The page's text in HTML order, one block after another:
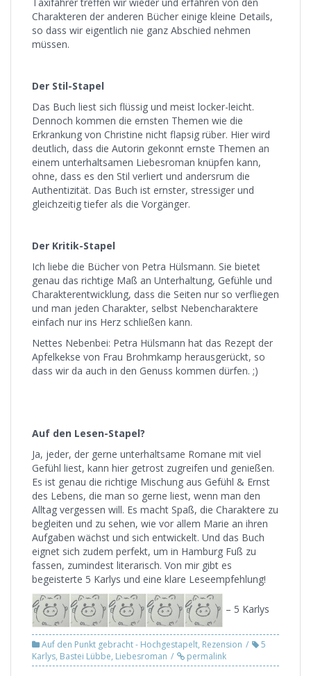
Charakteren der anderen Bücher einige kleine Details,
so dass wir eigentlich nie ganz Abschied nehmen
müssen.
Der Stil-Stapel
Das Buch liest sich flüssig und meist locker-leicht.
Dennoch kommen die ernsten Themen wie die
Erkrankung von Christine nicht flapsig rüber. Hier wird
deutlich, dass die Autorin gekonnt ernste Themen an
einem unterhaltsamen Liebesroman knüpfen kann,
ohne, dass es den Stil verliert und andersrum die
Authentizität. Das Buch ist ernster, stressiger und
gleichzeitig tiefer als die Vorgänger.
Der Kritik-Stapel
Ich liebe die Bücher von Petra Hülsmann. Sie bietet
genau das richtige Maß an Unterhaltung, Gefühle und
Charakterentwicklung, dass die Seiten nur so verfliegen
und man jeden Charakter, selbst Nebencharaktere
einfach nur ins Herz schließen kann.
Nettes Nebenbei: Petra Hülsmann hat das Rezept der
Apfelkekse von Frau Brohmkamp herausgerückt, so
dass wir da auch in den Genuss kommen dürfen. ;)
Auf den Lesen-Stapel?
Ja, jeder, der gerne unterhaltsame Romane mit viel
Gefühl liest, kann hier getrost zugreifen und genießen.
Es ist genau die richtige Mischung aus Gefühl & Ernst
des Lebens, die man so gerne liest, wenn man den
Alltag vergessen will. Es macht Spaß, die Charaktere zu
begleiten und zu sehen, wie vor allem Marie an ihren
Aufgaben wächst und sich entwickelt. Und das Buch
eignet sich zudem perfekt, um in Hamburg Fuß zu
fassen, zumindest literarisch. Von mir gibt es
begeisterte 5 Karlys und eine klare Leseempfehlung!
– 5 Karlys
Auf den Punkt gebracht - Hochgestapelt, Rezension
5
Karlys, Bastei Lübbe, Liebesroman permalink